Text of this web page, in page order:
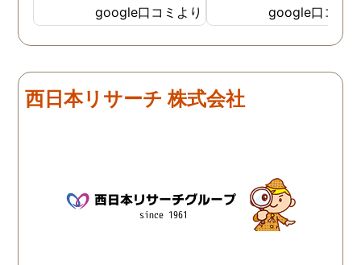
らに決めました。 最初から
私の話をしっかりと聞いて
くださり、穏やかで優しく
調査開始からとても細かく
報告をいただき、全信頼を
す。 金額は安いものではあ
りませんが、他社とさほど
google口コミより
して証拠をつかんで離婚
たという話を思い出し、
色々なホームページを見
大きな金額を費やすこと
どこにお願いしたらいい
んでした。 とりあえず
だけしてみたいと思い、
話をかけると、直接お会
google口コミ
西日本リサーチ 株式会社